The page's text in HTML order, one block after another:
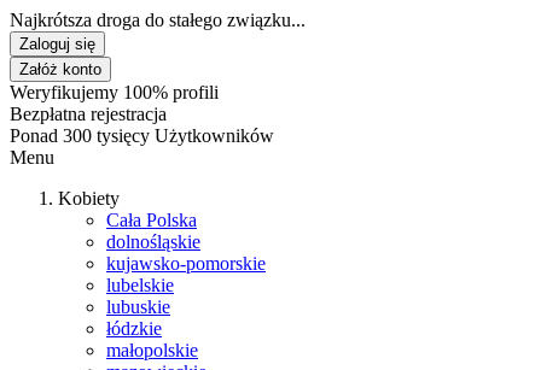
Najkrótsza droga do stałego związku...
Zaloguj się
Załóż konto
Weryfikujemy 100% profili
Bezpłatna rejestracja
Ponad 300 tysięcy Użytkowników
Menu
Kobiety
Cała Polska
dolnośląskie
kujawsko-pomorskie
lubelskie
lubuskie
łódzkie
małopolskie